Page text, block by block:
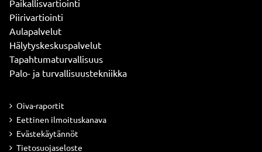
Paikallisvartiointi
Piirivartiointi
Aulapalvelut
Hälytyskeskuspalvelut
Tapahtumaturvallisuus
Palo- ja turvallisuustekniikka
Oiva-raportit
Eettinen ilmoituskanava
Evästekäytännöt
Tietosuojaseloste